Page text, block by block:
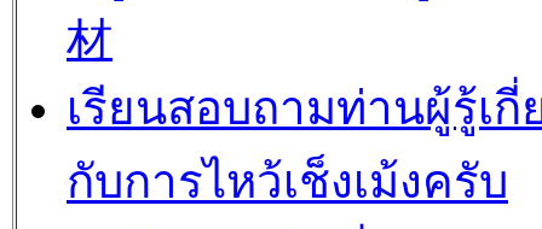
材
เรียนสอบถามท่านผู้รู้เกี่
กับการไหว้เช็งเม้งครับ